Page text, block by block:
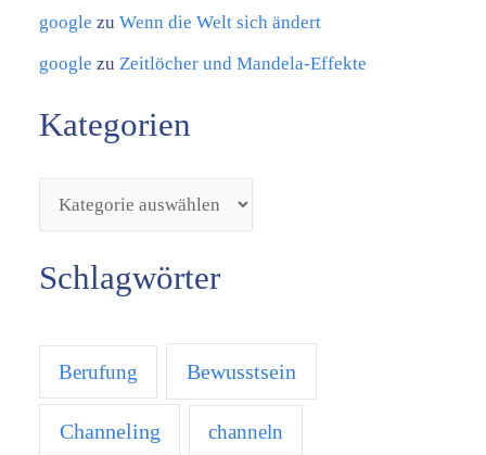
google zuWenn die Welt sich ändert
google zuZeitlöcher und Mandela-Effekte
Kategorien
Schlagwörter
Berufung Bewusstsein
Channeling channeln